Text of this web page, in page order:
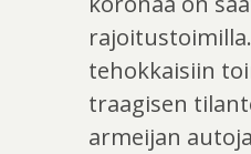
tehokkaisiin
traagisen
armeijan